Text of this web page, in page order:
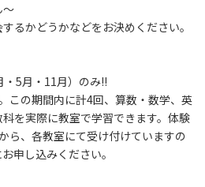
～
るかどうかなどをお決めください。
5月・11月）のみ!!
この期間内に計4回、算数・数学、英
を実際に教室で学習できます。体験
ら、各教室にて受け付けていますの
申し込みください。